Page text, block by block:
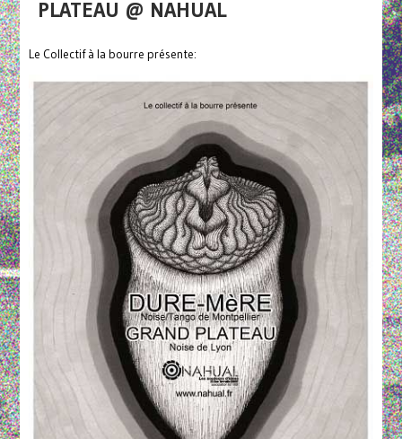
PLATEAU @ NAHUAL
Le Collectif à la bourre présente: